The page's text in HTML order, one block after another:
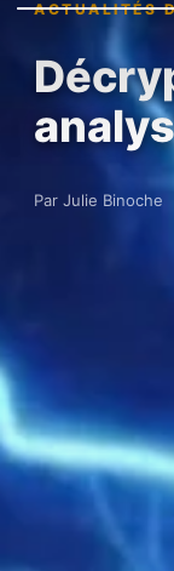
ACTUALITÉS
Par Julie Binoche